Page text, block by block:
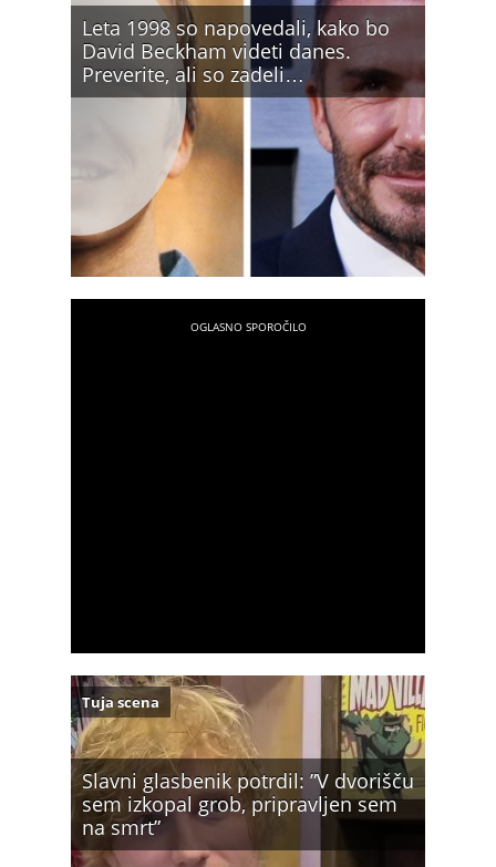
Leta 1998 so napovedali, kako bo
David Beckham videti danes.
Preverite, ali so zadeli…
Slavni glasbenik potrdil: ”V dvorišču
sem izkopal grob, pripravljen sem
na smrt”
Tuja scena